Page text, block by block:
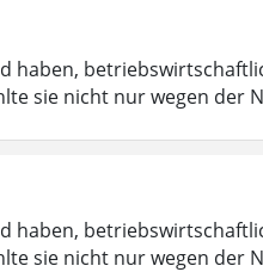
haben,
sie nicht nur wegen der
haben,
sie nicht nur wegen der